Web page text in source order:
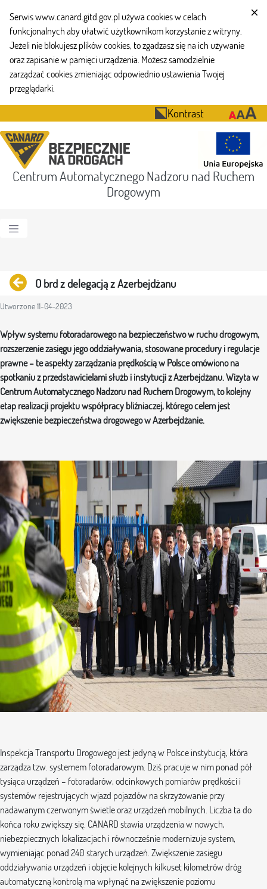
Serwis www.canard.gitd.gov.pl używa cookies w celach
funkcjonalnych aby ułatwić użytkownikom korzystanie z witryny.
Jeżeli nie blokujesz plików cookies, to zgadzasz się na ich używanie
oraz zapisanie w pamięci urządzenia. Możesz samodzielnie
zarządzać cookies zmieniając odpowiednio ustawienia Twojej
przeglądarki.
Kontrast
Centrum Automatycznego Nadzoru nad Ruchem
Drogowym
Powrót
O brd z delegacją z Azerbejdżanu
Utworzone 11-04-2023
Wpływ systemu fotoradarowego na bezpieczeństwo w ruchu drogowym,
rozszerzenie zasięgu jego oddziaływania, stosowane procedury i regulacje
prawne – te aspekty zarządzania prędkością w Polsce omówiono na
spotkaniu z przedstawicielami służb i instytucji z Azerbejdżanu. Wizyta w
Centrum Automatycznego Nadzoru nad Ruchem Drogowym, to kolejny
etap realizacji projektu współpracy bliźniaczej, którego celem jest
zwiększenie bezpieczeństwa drogowego w Azerbejdżanie.
Inspekcja Transportu Drogowego jest jedyną w Polsce instytucją, która
zarządza tzw. systemem fotoradarowym. Dziś pracuje w nim ponad pół
tysiąca urządzeń – fotoradarów, odcinkowych pomiarów prędkości i
systemów rejestrujących wjazd pojazdów na skrzyżowanie przy
nadawanym czerwonym świetle oraz urządzeń mobilnych. Liczba ta do
końca roku zwiększy się. CANARD stawia urządzenia w nowych,
niebezpiecznych lokalizacjach i równocześnie modernizuje system,
wymieniając ponad 240 starych urządzeń. Zwiększenie zasięgu
oddziaływania urządzeń i objęcie kolejnych kilkuset kilometrów dróg
automatyczną kontrolą ma wpłynąć na zwiększenie poziomu